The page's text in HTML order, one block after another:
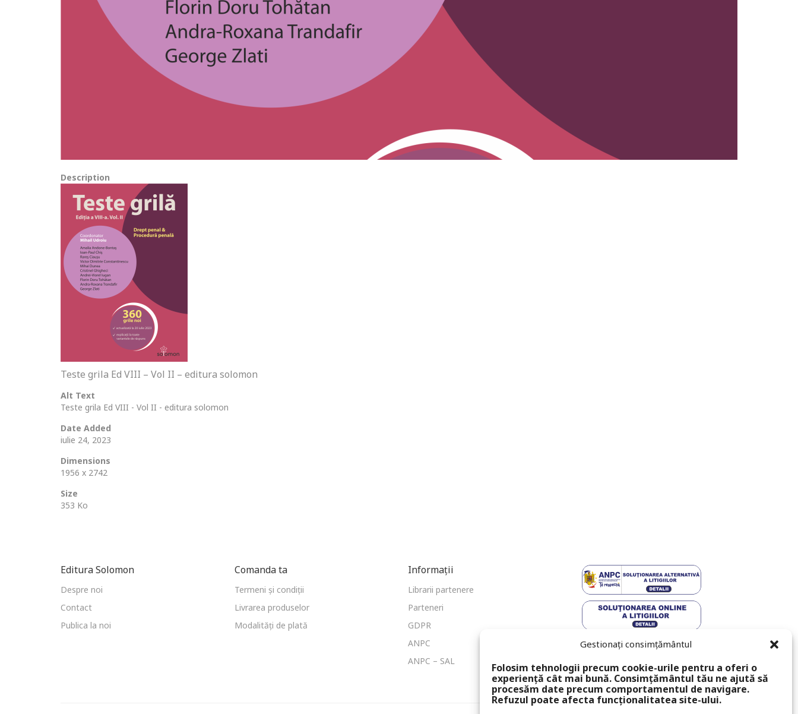
Gestionați consimțământul
Folosim tehnologii precum cookie-urile pentru a oferi o
experiență cât mai bună. Consimțământul tău ne ajută să
procesăm date precum comportamentul de navigare.
Refuzul poate afecta funcționalitatea site-ului.
Description
Teste grila Ed VIII – Vol II – editura solomon
Alt Text
Teste grila Ed VIII - Vol II - editura solomon
Date Added
iulie 24, 2023
Dimensions
1956 x 2742
Size
353 Ko
Editura Solomon
Despre noi
Contact
Publica la noi
Comanda ta
Termeni și condiții
Livrarea produselor
Modalități de plată
Informații
Librarii partenere
Parteneri
GDPR
ANPC
ANPC – SAL